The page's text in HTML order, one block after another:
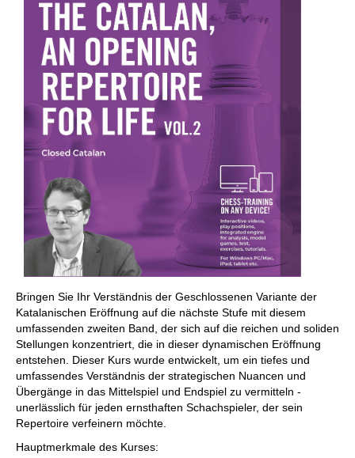
Bringen Sie Ihr Verständnis der Geschlossenen Variante der
Katalanischen Eröffnung auf die nächste Stufe mit diesem
umfassenden zweiten Band, der sich auf die reichen und soliden
Stellungen konzentriert, die in dieser dynamischen Eröffnung
entstehen. Dieser Kurs wurde entwickelt, um ein tiefes und
umfassendes Verständnis der strategischen Nuancen und
Übergänge in das Mittelspiel und Endspiel zu vermitteln -
unerlässlich für jeden ernsthaften Schachspieler, der sein
Repertoire verfeinern möchte.
Hauptmerkmale des Kurses: